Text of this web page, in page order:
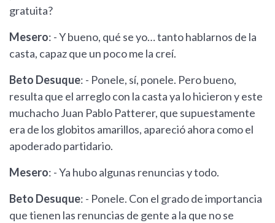
gratuita?
Mesero: - Y bueno, qué se yo… tanto hablarnos de la
casta, capaz que un poco me la creí.
Beto Desuque: - Ponele, sí, ponele. Pero bueno,
resulta que el arreglo con la casta ya lo hicieron y este
muchacho Juan Pablo Patterer, que supuestamente
era de los globitos amarillos, apareció ahora como el
apoderado partidario.
Mesero: - Ya hubo algunas renuncias y todo.
Beto Desuque: - Ponele. Con el grado de importancia
que tienen las renuncias de gente a la que no se